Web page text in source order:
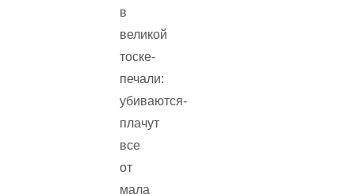
в
великой
тоске-
печали:
убиваются-
плачут
все
от
мала